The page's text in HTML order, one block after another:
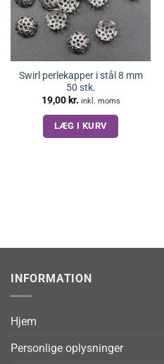
Swirl perlekapper i stål 8 mm
50 stk.
19,00 kr. inkl. moms
LÆG I KURV
INFORMATION
Hjem
Personlige oplysninger